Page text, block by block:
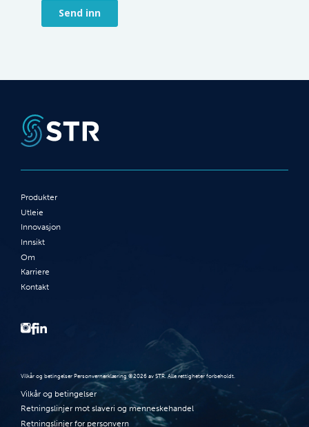
Produkter
Utleie
Innovasjon
Innsikt
Om
Karriere
Kontakt
Vilkår og betingelser Personvernerklæring ©2026 av STR. Alle rettigheter forbeholdt.
Vilkår og betingelser
Retningslinjer mot slaveri og menneskehandel
Retningslinjer for personvern